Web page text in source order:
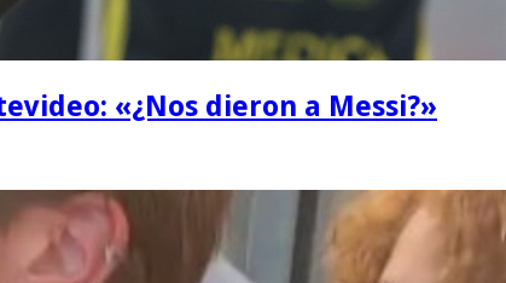
«¿Nos dieron a Messi?»